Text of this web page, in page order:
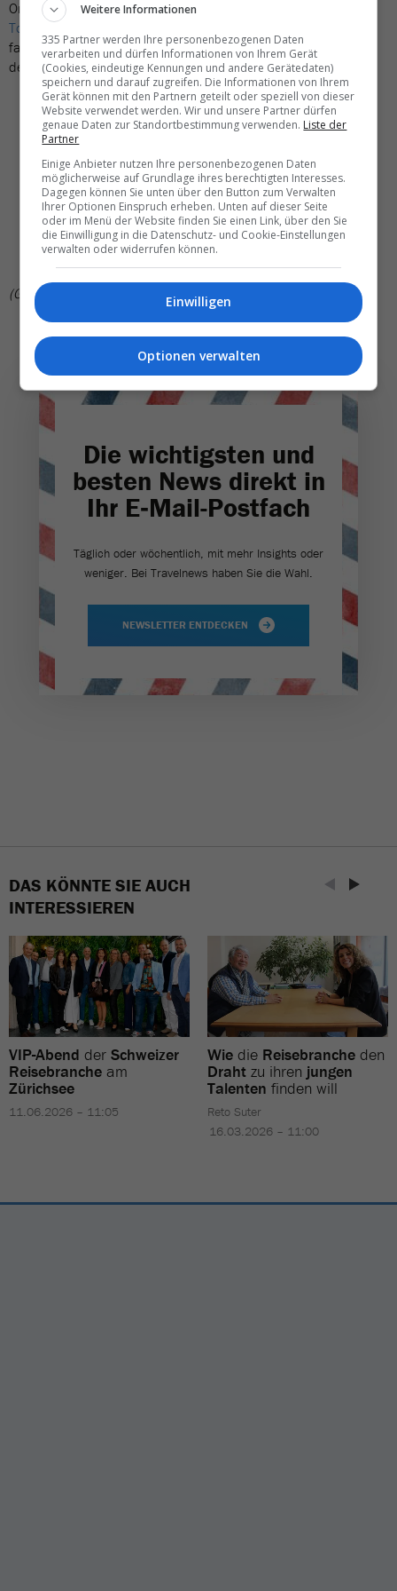
Organisiert vonCosta Brava Pirineu de Girona
Tourism Marketing
faszinierendsten Unterkünfte der Region – sowie das Ölivenöl
des Schweizers Roland Zanotelli:
Boutique Villas By Corredor Mató
Sallés Hotels
La Torre de Can Puig
Mas el Mir
Alàbriga Hotel & Home Suites
Palau Fugit
Perelada Resort
Hostal de La Gavina, S'Agaró
Zanotelli
(GWA)
Die wichtigsten und
besten News direkt in
Ihr E‑Mail-Postfach
Täglich oder wöchentlich, mit mehr Insights oder
weniger. Bei Travel­news haben Sie die Wahl.
NEWSLETTER ENTDECKEN
DAS KÖNNTE SIE AUCH
INTERESSIEREN
VIP-Abend der Schweizer
Reisebranche am
Zürichsee
11.06.2026 – 11:05
Wie die Reisebranche den
Draht zu ihren jungen
Talenten finden will
Reto Suter
16.03.2026 – 11:00
Weitere Informationen
335 Partner werden Ihre personenbezogenen Daten
verarbeiten und dürfen Informationen von Ihrem Gerät
(Cookies, eindeutige Kennungen und andere Gerätedaten)
speichern und darauf zugreifen. Die Informationen von Ihrem
Gerät können mit den Partnern geteilt oder speziell von dieser
Website verwendet werden. Wir und unsere Partner dürfen
genaue Daten zur Standortbestimmung verwenden. Liste der
Partner
Einige Anbieter nutzen Ihre personenbezogenen Daten
möglicherweise auf Grundlage ihres berechtigten Interesses.
Dagegen können Sie unten über den Button zum Verwalten
Ihrer Optionen Einspruch erheben. Unten auf dieser Seite
oder im Menü der Website finden Sie einen Link, über den Sie
die Einwilligung in die Datenschutz- und Cookie-Einstellungen
verwalten oder widerrufen können.
Einwilligen
Optionen verwalten